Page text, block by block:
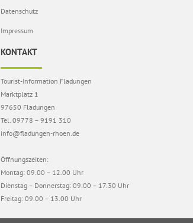
Datenschutz
Impressum
KONTAKT
Tourist-Information Fladungen
Marktplatz 1
97650 Fladungen
Tel. 09778 – 9191 310
info@fladungen-rhoen.de
Öffnungszeiten:
Montag: 09.00 – 12.00 Uhr
Dienstag – Donnerstag: 09.00 – 17.30 Uhr
Freitag: 09.00 – 13.00 Uhr